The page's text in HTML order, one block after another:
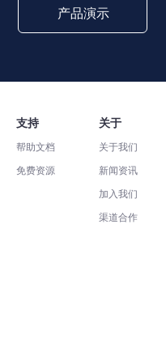
产品演示
支持
帮助文档
免费资源
关于
关于我们
新闻资讯
加入我们
渠道合作